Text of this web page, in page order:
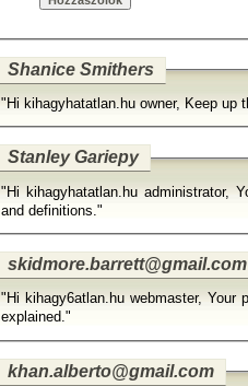
Shanice Smithers
"Hi kihagyhatatlan.hu owner, Keep up
Stanley Gariepy
"Hi kihagyhatatlan.hu administrator,
and definitions."
skidmore.barrett@gmail.com
"Hi kihagy6atlan.hu webmaster, Your
explained."
khan.alberto@gmail.com